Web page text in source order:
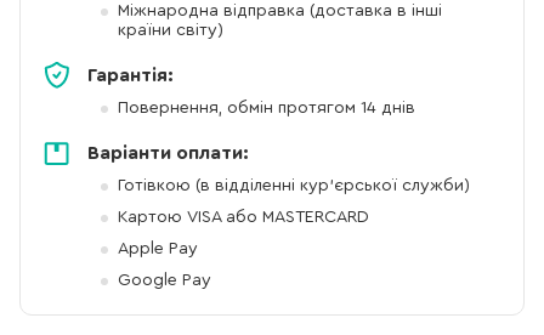
Міжнародна відправка (доставка в інші
країни світу)
Гарантія:
Повернення, обмін протягом 14 днів
Варіанти оплати:
Готівкою (в відділенні кур'єрської служби)
Картою VISA або MASTERCARD
Apple Pay
Google Pay